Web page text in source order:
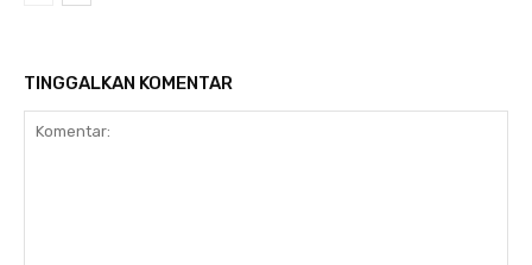
TINGGALKAN KOMENTAR